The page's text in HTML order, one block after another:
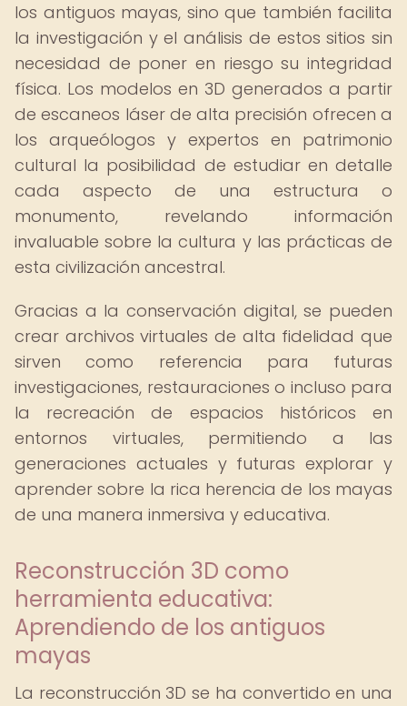
los antiguos mayas, sino que también facilita
la investigación y el análisis de estos sitios sin
necesidad de poner en riesgo su integridad
física. Los modelos en 3D generados a partir
de escaneos láser de alta precisión ofrecen a
los arqueólogos y expertos en patrimonio
cultural la posibilidad de estudiar en detalle
cada aspecto de una estructura o
monumento, revelando información
invaluable sobre la cultura y las prácticas de
esta civilización ancestral.
Gracias a la conservación digital, se pueden
crear archivos virtuales de alta fidelidad que
sirven como referencia para futuras
investigaciones, restauraciones o incluso para
la recreación de espacios históricos en
entornos virtuales, permitiendo a las
generaciones actuales y futuras explorar y
aprender sobre la rica herencia de los mayas
de una manera inmersiva y educativa.
Reconstrucción 3D como
herramienta educativa:
Aprendiendo de los antiguos
mayas
La reconstrucción 3D se ha convertido en una